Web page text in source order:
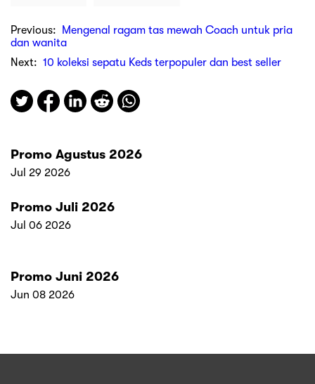
Previous:
Mengenal ragam tas mewah Coach untuk pria
dan wanita
Next: 10 koleksi sepatu Keds terpopuler dan best seller
Promo Agustus 2026
Jul 29 2026
Promo Juli 2026
Jul 06 2026
Promo Juni 2026
Jun 08 2026